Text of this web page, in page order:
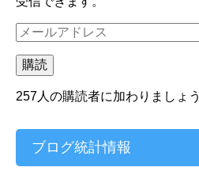
メ
ー
ル
ア
ド
ス
購読
257人の購読者に加わりましょう
ブログ統計情報